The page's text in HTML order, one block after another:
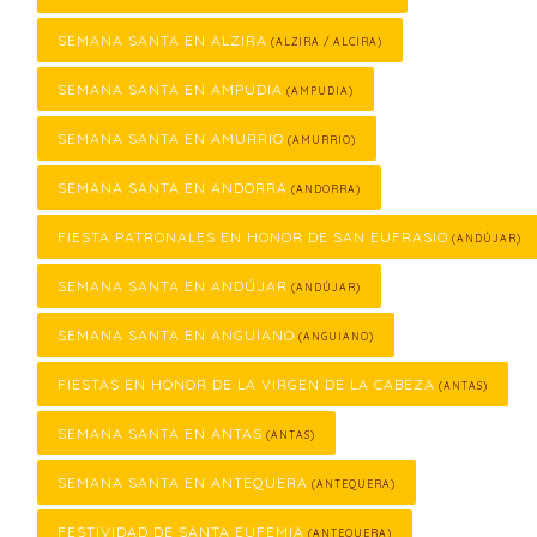
SEMANA SANTA EN ALZIRA (ALZIRA / ALCIRA)
SEMANA SANTA EN AMPUDIA (AMPUDIA)
SEMANA SANTA EN AMURRIO (AMURRIO)
SEMANA SANTA EN ANDORRA (ANDORRA)
FIESTA PATRONALES EN HONOR DE SAN EUFRASIO (ANDÚJAR)
SEMANA SANTA EN ANDÚJAR (ANDÚJAR)
SEMANA SANTA EN ANGUIANO (ANGUIANO)
FIESTAS EN HONOR DE LA VIRGEN DE LA CABEZA (ANTAS)
SEMANA SANTA EN ANTAS (ANTAS)
SEMANA SANTA EN ANTEQUERA (ANTEQUERA)
FESTIVIDAD DE SANTA EUFEMIA (ANTEQUERA)